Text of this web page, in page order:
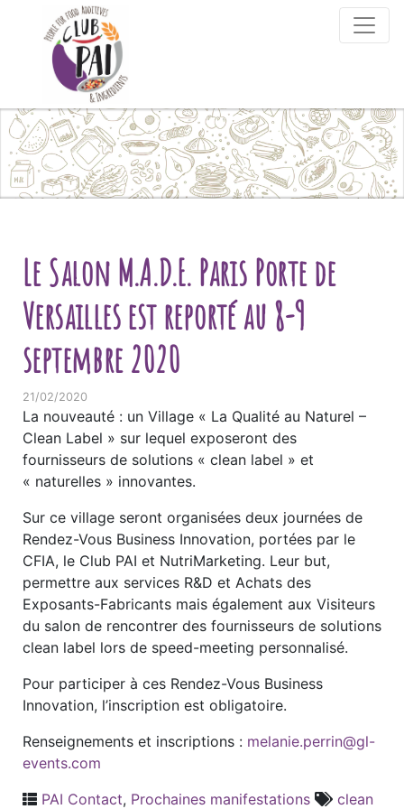
Skip to content
Le Salon M.A.D.E. Paris Porte de
Versailles est reporté au 8-9
septembre 2020
21/02/2020
La nouveauté : un Village « La Qualité au Naturel –
Clean Label » sur lequel exposeront des
fournisseurs de solutions « clean label » et
« naturelles » innovantes.
Sur ce village seront organisées deux journées de
Rendez-Vous Business Innovation, portées par le
CFIA, le Club PAI et NutriMarketing. Leur but,
permettre aux services R&D et Achats des
Exposants-Fabricants mais également aux Visiteurs
du salon de rencontrer des fournisseurs de solutions
clean label lors de speed-meeting personnalisé.
Pour participer à ces Rendez-Vous Business
Innovation, l’inscription est obligatoire.
Renseignements et inscriptions : melanie.perrin@gl-
events.com
PAI Contact, Prochaines manifestations clean